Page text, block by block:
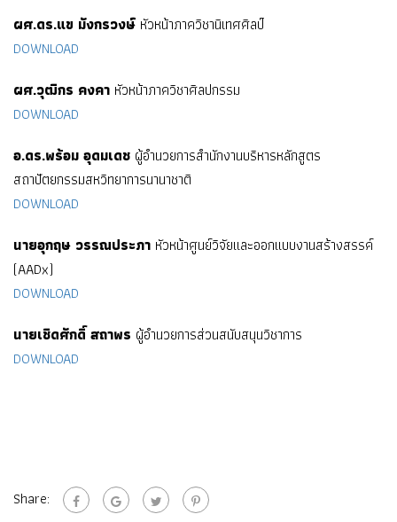
ผศ.ดร.แข มังกรวงษ์ หัวหน้าภาควิชานิเทศศิลป์
DOWNLOAD
ผศ.วุฒิกร คงคา หัวหน้าภาควิชาศิลปกรรม
DOWNLOAD
อ.ดร.พร้อม อุดมเดช ผู้อำนวยการสำนักงานบริหารหลักสูตร
สถาปัตยกรรมสหวิทยาการนานาชาติ
DOWNLOAD
นายอุกฤษ วรรณประภา หัวหน้าศูนย์วิจัยและออกแบบงานสร้างสรรค์
(AADx)
DOWNLOAD
นายเชิดศักดิ์ สถาพร ผู้อำนวยการส่วนสนับสนุนวิชาการ
DOWNLOAD
Share: